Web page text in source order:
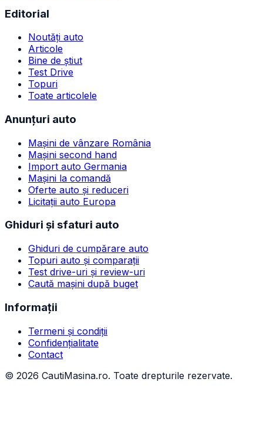
Editorial
Noutăți auto
Articole
Bine de știut
Test Drive
Topuri
Toate articolele
Anunțuri auto
Mașini de vânzare România
Mașini second hand
Import auto Germania
Mașini la comandă
Oferte auto și reduceri
Licitații auto Europa
Ghiduri și sfaturi auto
Ghiduri de cumpărare auto
Topuri auto și comparații
Test drive-uri și review-uri
Caută mașini după buget
Informații
Termeni și condiții
Confidențialitate
Contact
© 2026 CautiMasina.ro. Toate drepturile rezervate.